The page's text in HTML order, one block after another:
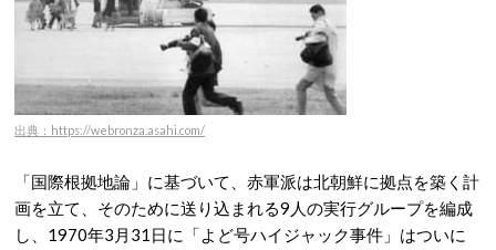
出典：https://webronza.asahi.com/
「国際根拠地論」に基づいて、赤軍派は北朝鮮に拠点を築く計
画を立て、そのために送り込まれる9人の実行グループを編成
し、1970年3月31日に「よど号ハイジャック事件」はついに